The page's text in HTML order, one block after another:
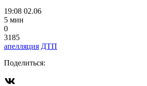
19:08 02.06
5 мин
0
3185
апелляция ДТП
Поделиться: